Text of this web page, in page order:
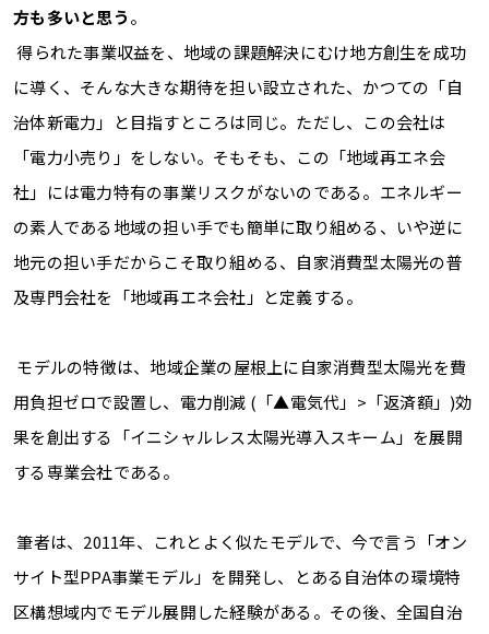
方も多いと思う。
得られた事業収益を、地域の課題解決にむけ地方創生を成功
に導く、そんな大きな期待を担い設立された、かつての「自
治体新電力」と目指すところは同じ。ただし、この会社は
「電力小売り」をしない。そもそも、この「地域再エネ会
社」には電力特有の事業リスクがないのである。エネルギー
の素人である地域の担い手でも簡単に取り組める、いや逆に
地元の担い手だからこそ取り組める、自家消費型太陽光の普
及専門会社を「地域再エネ会社」と定義する。
モデルの特徴は、地域企業の屋根上に自家消費型太陽光を費
用負担ゼロで設置し、電力削減 (「▲電気代」 > 「返済額」 )効
果を創出する「イニシャルレス太陽光導入スキーム」を展開
する専業会社である。
筆者は、 2011年、これとよく似たモデルで、今で言う「オン
サイト型PPA事業モデル」を開発し、とある自治体の環境特
区構想域内でモデル展開した経験がある。その後、全国自治